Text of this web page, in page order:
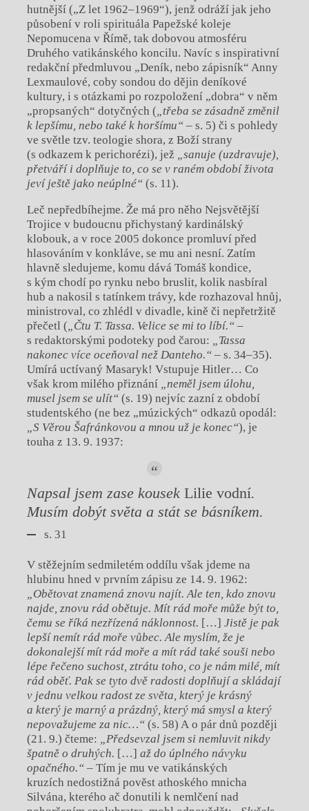
hutnější („Z let 1962–1969“), jenž odráží jak jeho
působení v roli spirituála Papežské koleje
Nepomucena v Římě, tak dobovou atmosféru
Druhého vatikánského koncilu. Navíc s inspirativní
redakční předmluvou „Deník, nebo zápisník“ Anny
Lexmaulové, coby sondou do dějin deníkové
kultury, i s otázkami po rozpoložení „dobra“ v něm
„propsaných“ dotyčných („třeba se zásadně změnil
k lepšímu, nebo také k horšímu“– s. 5) či s pohledy
ve světle tzv. teologie shora, z Boží strany
(s odkazem k perichorézi), jež „sanuje (uzdravuje),
přetváří i doplňuje to, co se v raném období života
jeví ještě jako neúplné“(s. 11).
Leč nepředbíhejme. Že má pro něho Nejsvětější
Trojice v budoucnu přichystaný kardinálský
klobouk, a v roce 2005 dokonce promluví před
hlasováním v konkláve, se mu ani nesní. Zatím
hlavně sledujeme, komu dává Tomáš kondice,
s kým chodí po rynku nebo bruslit, kolik nasbíral
hub a nakosil s tatínkem trávy, kde rozhazoval hnůj,
ministroval, co zhlédl v divadle, kině či nepřetržitě
přečetl („Čtu T. Tassa. Velice se mi to líbí.“ –
s redaktorskými podoteky pod čarou: „Tassa
nakonec více oceňoval než Danteho.“– s. 34–35).
Umírá uctívaný Masaryk! Vstupuje Hitler… Co
však krom milého přiznání „neměl jsem úlohu,
musel jsem se ulít“(s. 19) nejvíc zazní z období
studentského (ne bez „múzických“ odkazů opodál:
„S Věrou Šafránkovou a mnou už je konec“), je
touha z 13. 9. 1937:
Napsal jsem zase kousek Lilie vodní.
Musím dobýt světa a stát se básníkem.
s. 31
V stěžejním sedmiletém oddílu však jdeme na
hlubinu hned v prvním zápisu ze 14. 9. 1962:
„Obětovat znamená znovu najít. Ale ten, kdo znovu
najde, znovu rád obětuje. Mít rád moře může být to,
čemu se říká nezřízená náklonnost. […] Jistě je pak
lepší nemít rád moře vůbec. Ale myslím, že je
dokonalejší mít rád moře a mít rád také souši nebo
lépe řečeno suchost, ztrátu toho, co je nám milé, mít
rád oběť. Pak se tyto dvě radosti doplňují a skládají
v jednu velkou radost ze světa, který je krásný
a který je marný a prázdný, který má smysl a který
nepovažujeme za nic…“ (s. 58) A o pár dnů později
(21. 9.) čteme:
„Předsevzal jsem si nemluvit nikdy
špatně o druhých. […] až do úplného návyku
opačného.“– Tím je mu ve vatikánských
kruzích nedostižná pověst athoského mnicha
Silvána, kterého ač donutili k nemlčení nad